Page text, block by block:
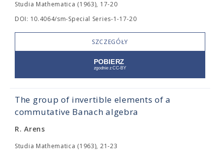
Studia Mathematica (1963), 17-20
DOI: 10.4064/sm-Special Series-1-17-20
SZCZEGÓŁY
The group of invertible elements of a
commutative Banach algebra
R. Arens
Studia Mathematica (1963), 21-23